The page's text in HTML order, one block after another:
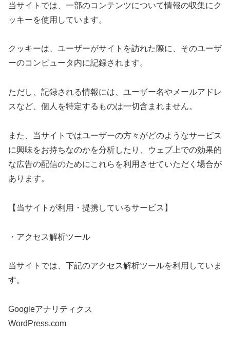
当サイトでは、一部のコンテンツについて情報の収集にク
ッキーを使用しています。
クッキーは、ユーザーがサイトを訪れた際に、そのユーザ
ーのコンピュータ内に記録されます。
ただし、記録される情報には、ユーザー名やメールアドレ
スなど、個人を特定するものは一切含まれません。
また、当サイトではユーザーの方々がどのようなサービス
に興味をお持ちなのかを分析したり、ウェブ上での効果的
な広告の配信のためにこれらを利用させていただく場合が
あります。
【当サイトが利用・提携しているサービス】
・アクセス解析ツール
当サイトでは、下記のアクセス解析ツールを利用していま
す。
Googleアナリティクス
WordPress.com